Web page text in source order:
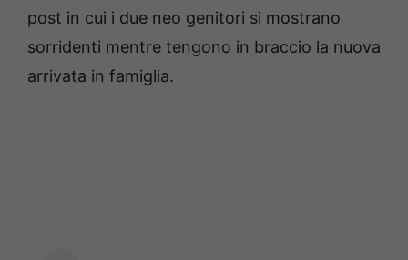
post in cui i due neo genitori si mostrano
sorridenti mentre tengono in braccio la nuova
arrivata in famiglia.